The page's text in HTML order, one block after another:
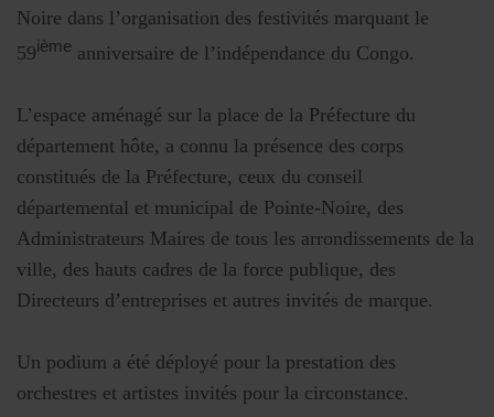
Noire dans l’organisation des festivités marquant le
59ième anniversaire de l’indépendance du Congo.
L’espace aménagé sur la place de la Préfecture du
département hôte, a connu la présence des corps
constitués de la Préfecture, ceux du conseil
départemental et municipal de Pointe-Noire, des
Administrateurs Maires de tous les arrondissements de la
ville, des hauts cadres de la force publique, des
Directeurs d’entreprises et autres invités de marque.
Un podium a été déployé pour la prestation des
orchestres et artistes invités pour la circonstance.